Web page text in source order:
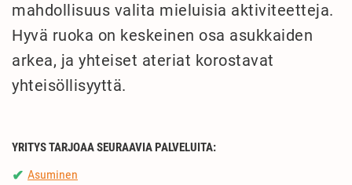
mahdollisuus valita mieluisia aktiviteetteja.
Hyvä ruoka on keskeinen osa asukkaiden
arkea, ja yhteiset ateriat korostavat
yhteisöllisyyttä.
YRITYS TARJOAA SEURAAVIA PALVELUITA:
✔ Asuminen